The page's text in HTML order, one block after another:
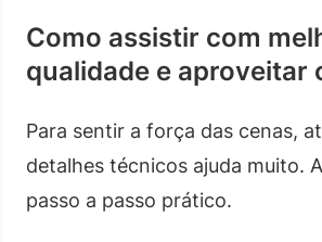
Como assistir com
qualidade e aproveitar
Para sentir a força das cenas,
detalhes técnicos ajuda muito.
passo a passo prático.